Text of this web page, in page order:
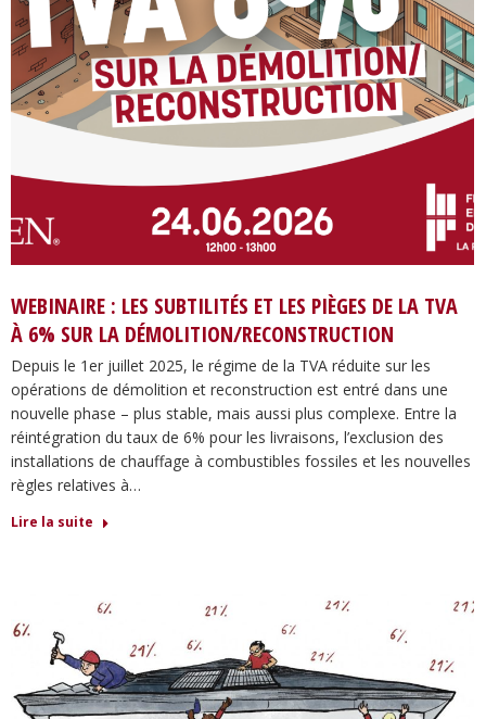
WEBINAIRE : LES SUBTILITÉS ET LES PIÈGES DE LA TVA
À 6% SUR LA DÉMOLITION/RECONSTRUCTION
Depuis le 1er juillet 2025, le régime de la TVA réduite sur les
opérations de démolition et reconstruction est entré dans une
nouvelle phase – plus stable, mais aussi plus complexe. Entre la
réintégration du taux de 6% pour les livraisons, l’exclusion des
installations de chauffage à combustibles fossiles et les nouvelles
règles relatives à…
Lire la suite